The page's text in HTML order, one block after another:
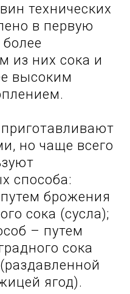
технических
в первую
из них сока и
высоким
но чаще всего
способа:
брожения
сока (сусла);
– путем
сока
ягод).